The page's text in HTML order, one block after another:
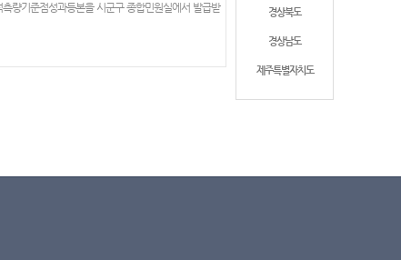
경상북도
경상남도
제주특별자치도
량기준점성과등본을 시군구 종합민원실에서 발급받